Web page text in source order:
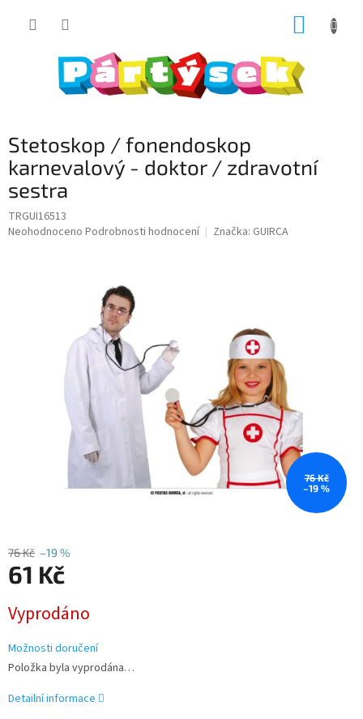
Stetoskop / fonendoskop
karnevalový - doktor / zdravotní
sestra
TRGUI16513
Průměrné
Neohodnoceno Podrobnosti hodnocení Značka: GUIRCA
76 Kč
–19 %
76 Kč –19 %
61 Kč
cena:
Vyprodáno
Možnosti doručení
Položka byla vyprodána…
Detailní informace